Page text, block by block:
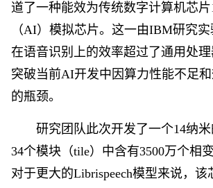
道了一种能效为传统数字计算机芯
（AI）模拟芯片。这一由IBM研究
在语音识别上的效率超过了通用处
突破当前AI开发中因算力性能不足
的瓶颈。
研究团队此次开发了一个14纳
34个模块（tile）中含有3500万个相
对于更大的Librispeech模型来说，该